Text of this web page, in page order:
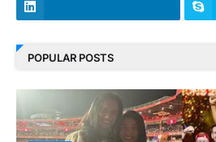
POPULAR POSTS